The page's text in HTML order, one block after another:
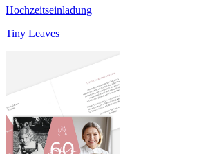
Hochzeitseinladung
Tiny Leaves